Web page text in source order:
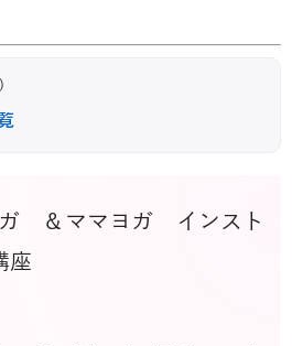
ガ ＆ママヨガ インスト
座